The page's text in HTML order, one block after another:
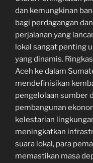
dan kemungkinan
bagi perdagangan
perjalanan yang
lokal sangat penting
yang dinamis.
Aceh ke dalam
mendefinisikan
pengelolaan sumber
pembangunan
kelestarian
meningkatkan
suara lokal, para
memastikan masa